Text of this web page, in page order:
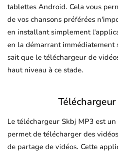
tablettes Android. Cela vous
de vos chansons préférées
en installant simplement
en la démarrant immédiatement
sait que le téléchargeur de
haut niveau à ce stade.
Le téléchargeur Skbj MP3 est
permet de télécharger des
de partage de vidéos. Cette